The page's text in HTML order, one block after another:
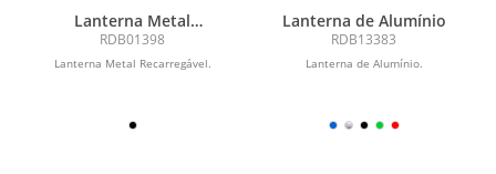
Lanterna Metal
Recarregável
RDB01398
Lanterna Metal Recarregável.
Lanterna de Alumínio
RDB13383
Lanterna de Alumínio.